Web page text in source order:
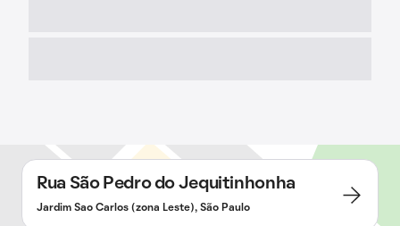
Rua São Pedro do Jequitinhonha
Jardim Sao Carlos (zona Leste), São Paulo